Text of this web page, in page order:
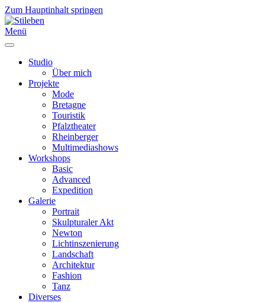
Zum Hauptinhalt springen
Menü
Studio
Über mich
Projekte
Mode
Bretagne
Touristik
Pfalztheater
Rheinberger
Multimediashows
Workshops
Basic
Advanced
Expedition
Galerie
Portrait
Skulpturaler Akt
Newton
Lichtinszenierung
Landschaft
Architektur
Fashion
Tanz
Diverses